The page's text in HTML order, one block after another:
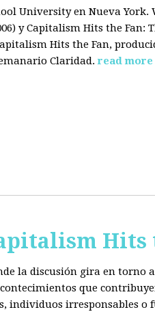
University en Nueva
y Capitalism Hits the Fan:
Hits the Fan,
Claridad. read more
Hits
la discusión gira en torno
que
individuos irresponsables o